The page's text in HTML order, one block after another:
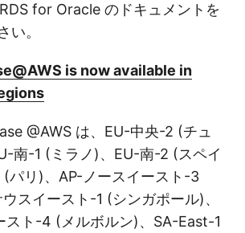
for Oracle のドキュメントを
い。
is now available in
@AWS は、EU-中央-2 (チュ
南-1 (ミラノ)、EU-南-2 (スペイ
パリ)、AP-ノースイースト-3
スイースト-1 (シンガポール)、
スト-4 (メルボルン)、SA-East-1